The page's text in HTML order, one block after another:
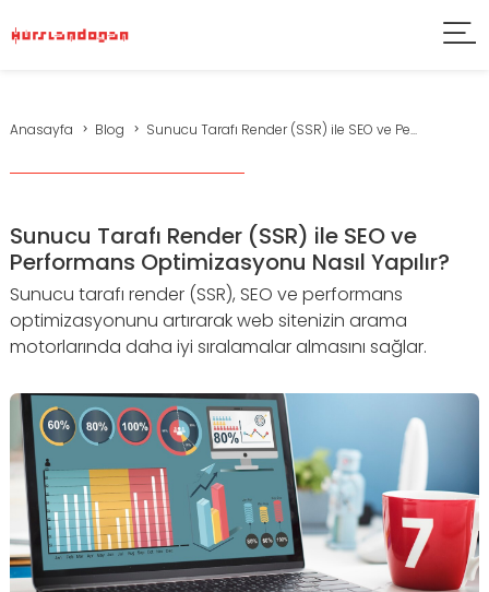
Anasayfa Blog Sunucu Tarafı Render (SSR) ile SEO ve Pe...
Sunucu Tarafı Render (SSR) ile SEO ve
Performans Optimizasyonu Nasıl Yapılır?
Sunucu tarafı render (SSR), SEO ve performans
optimizasyonunu artırarak web sitenizin arama
motorlarında daha iyi sıralamalar almasını sağlar.